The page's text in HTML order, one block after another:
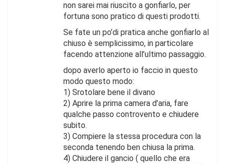
non sarei mai riuscito a gonfiarlo, per
fortuna sono pratico di questi prodotti.
Se fate un po’di pratica anche gonfiarlo al
chiuso è semplicissimo, in particolare
facendo attenzione all’ultimo passaggio.
dopo averlo aperto io faccio in questo
modo questo modo:
1) Srotolare bene il divano
2) Aprire la prima camera d’aria, fare
qualche passo controvento e chiudere
subito.
3) Compiere la stessa procedura con la
seconda tenendo ben chiusa la prima.
4) Chiudere il gancio ( quello che era